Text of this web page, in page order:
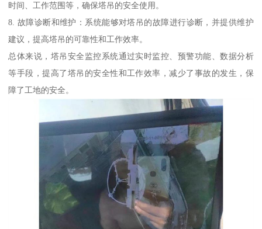
时间、工作范围等，确保塔吊的安全使用。
8. 故障诊断和维护：系统能够对塔吊的故障进行诊断，并提供维护
建议，提高塔吊的可靠性和工作效率。
总体来说，塔吊安全监控系统通过实时监控、预警功能、数据分析
等手段，提高了塔吊的安全性和工作效率，减少了事故的发生，保
障了工地的安全。